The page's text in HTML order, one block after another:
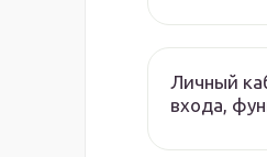
Личный
входа,